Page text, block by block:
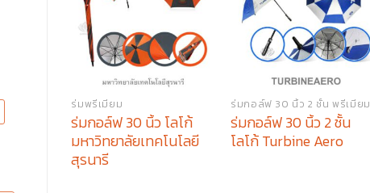
ร่มพรีเมียม
ร่มกอล์ฟ 30 นิ้ว โลโก้
มหาวิทยาลัยเทคโนโลยี
สุรนารี
ร่มกอล์ฟ 30 นิ้ว 2 ชั้น พรีเมียม
ร่มกอล์ฟ 30 นิ้ว 2 ชั้น
โลโก้ Turbine Aero